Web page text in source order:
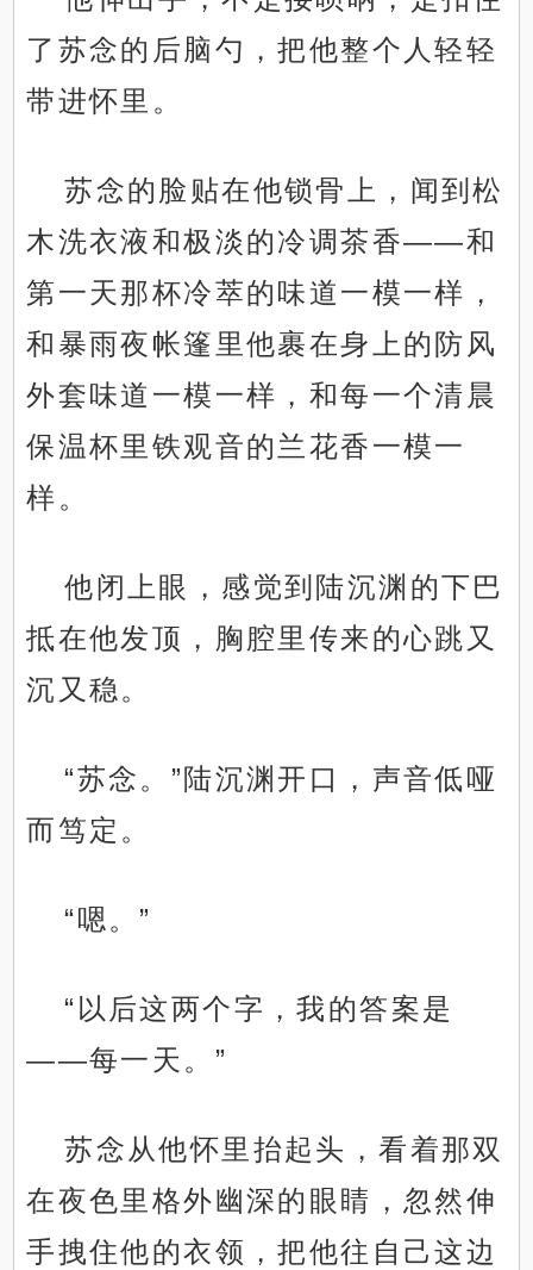
了苏念的后脑勺，把他整个人轻轻
带进怀里。
苏念的脸贴在他锁骨上，闻到松
木洗衣液和极淡的冷调茶香——和
第一天那杯冷萃的味道一模一样，
和暴雨夜帐篷里他裹在身上的防风
外套味道一模一样，和每一个清晨
保温杯里铁观音的兰花香一模一
样。
他闭上眼，感觉到陆沉渊的下巴
抵在他发顶，胸腔里传来的心跳又
沉又稳。
“苏念。”陆沉渊开口，声音低哑
而笃定。
“嗯。”
“以后这两个字，我的答案是
——每一天。”
苏念从他怀里抬起头，看着那双
在夜色里格外幽深的眼睛，忽然伸
手拽住他的衣领，把他往自己这边